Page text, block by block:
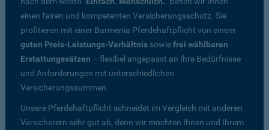
einen fairen und kompetenten Versicherungsschutz. Sie
profitieren mit einer Barmenia Pferdehaftpflicht von einem
guten Preis-Leistungs-Verhältnis sowiefrei wählbaren
Erstattungssätzen – flexibel angepasst an Ihre Bedürfnisse
und Anforderungen mit unterschiedlichen
Versicherungssummen.
Unsere Pferdehaftpflicht schneidet im Vergleich mit anderen
Versicherern sehr gut ab, denn wir möchten Ihnen und Ihrem